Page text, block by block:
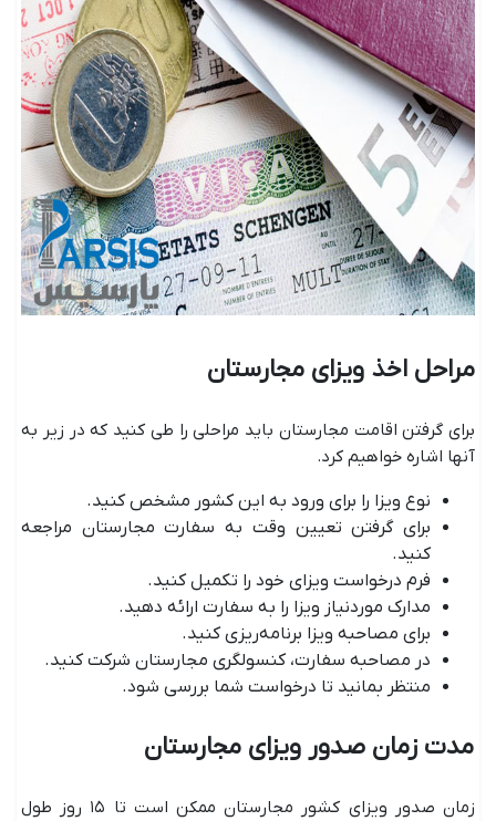
مراحل اخذ ویزای مجارستان
برای گرفتن اقامت مجارستان باید مراحلی را طی کنید که در زیر به
آنها اشاره خواهیم کرد.
نوع ویزا را برای ورود به این کشور مشخص کنید.
برای گرفتن تعیین وقت به سفارت مجارستان مراجعه
کنید.
فرم درخواست ویزای خود را تکمیل کنید.
مدارک موردنیاز ویزا را به سفارت ارائه دهید.
برای مصاحبه ویزا برنامه‌ریزی کنید.
در مصاحبه سفارت، کنسولگری مجارستان شرکت کنید.
منتظر بمانید تا درخواست شما بررسی شود.
مدت زمان صدور ویزای مجارستان
زمان صدور ویزای کشور مجارستان ممکن است تا ۱۵ روز طول